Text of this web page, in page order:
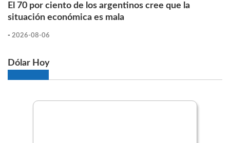
El 70 por ciento de los argentinos cree que la
situación económica es mala
- 2026-08-06
Dólar Hoy